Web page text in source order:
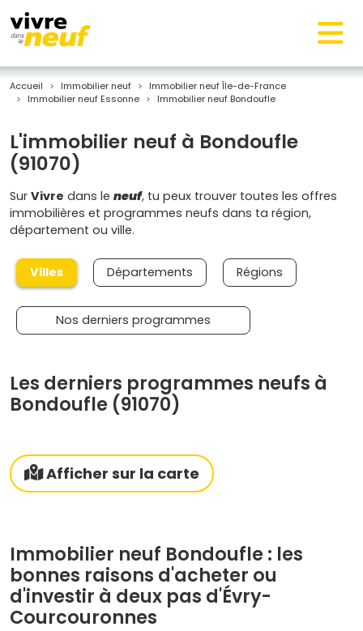
Accueil Immobilier neuf
Immobilier neuf Île-de-France
Immobilier neuf Essonne
Immobilier neuf Bondoufle
L'immobilier neuf à Bondoufle
(91070)
Sur Vivre dans le neuf, tu peux trouver toutes les offres
immobilières et programmes neufs dans ta région,
département ou ville.
Villes Départements Régions
Nos derniers programmes
Les derniers programmes neufs à
Bondoufle (91070)
Afficher sur la carte
Immobilier neuf Bondoufle : les
bonnes raisons d'acheter ou
d'investir à deux pas d'Évry-
Courcouronnes